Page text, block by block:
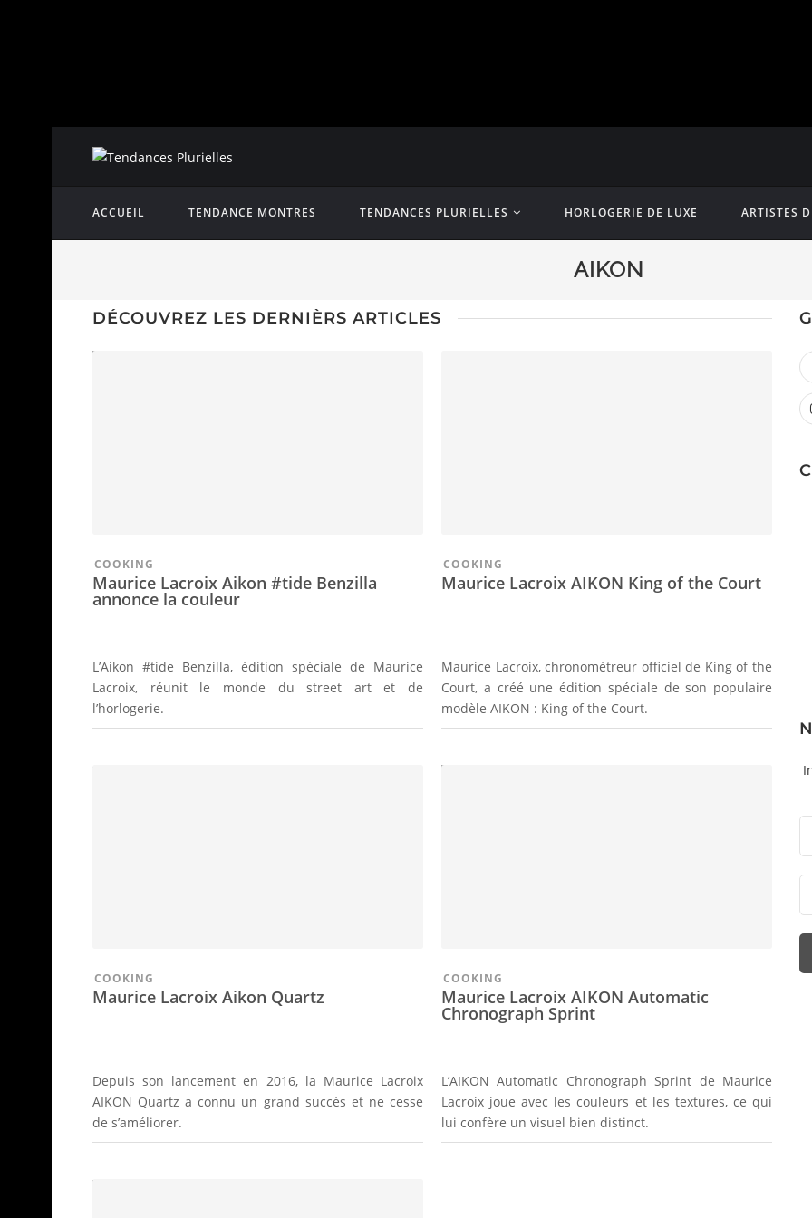
ACCUEIL TENDANCE MONTRES TENDANCES PLURIELLES HORLOGERIE DE LUXE ARTISTES
AIKON
DÉCOUVREZ LES DERNIÈRS ARTICLES
COOKING
Maurice Lacroix Aikon #tide Benzilla
annonce la couleur
L’Aikon #tide Benzilla, édition spéciale de Maurice
Lacroix, réunit le monde du street art et de
l’horlogerie.
COOKING
Maurice Lacroix AIKON King of the Court
Maurice Lacroix, chronométreur officiel de King of the
Court, a créé une édition spéciale de son populaire
modèle AIKON : King of the Court.
COOKING
Maurice Lacroix Aikon Quartz
Depuis son lancement en 2016, la Maurice Lacroix
AIKON Quartz a connu un grand succès et ne cesse
de s’améliorer.
COOKING
Maurice Lacroix AIKON Automatic
Chronograph Sprint
L’AIKON Automatic Chronograph Sprint de Maurice
Lacroix joue avec les couleurs et les textures, ce qui
lui confère un visuel bien distinct.